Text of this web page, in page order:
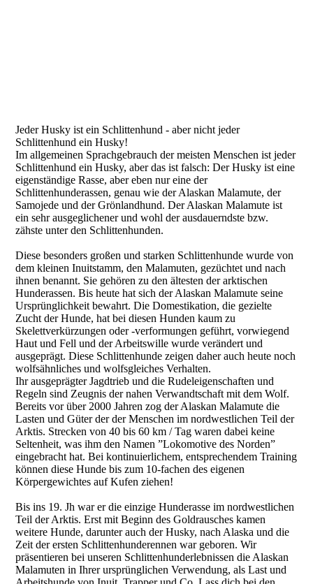
Jeder Husky ist ein Schlittenhund - aber nicht jeder
Schlittenhund ein Husky!
Im allgemeinen Sprachgebrauch der meisten Menschen ist jeder
Schlittenhund ein Husky, aber das ist falsch: Der Husky ist eine
eigenständige Rasse, aber eben nur eine der
Schlittenhunderassen, genau wie der Alaskan Malamute, der
Samojede und der Grönlandhund. Der Alaskan Malamute ist
ein sehr ausgeglichener und wohl der ausdauerndste bzw.
zähste unter den Schlittenhunden.
Diese besonders großen und starken Schlittenhunde wurde von
dem kleinen Inuitstamm, den Malamuten, gezüchtet und nach
ihnen benannt. Sie gehören zu den ältesten der arktischen
Hunderassen. Bis heute hat sich der Alaskan Malamute seine
Ursprünglichkeit bewahrt. Die Domestikation, die gezielte
Zucht der Hunde, hat bei diesen Hunden kaum zu
Skelettverkürzungen oder -verformungen geführt, vorwiegend
Haut und Fell und der Arbeitswille wurde verändert und
ausgeprägt. Diese Schlittenhunde zeigen daher auch heute noch
wolfsähnliches und wolfsgleiches Verhalten.
Ihr ausgeprägter Jagdtrieb und die Rudeleigenschaften und
Regeln sind Zeugnis der nahen Verwandtschaft mit dem Wolf.
Bereits vor über 2000 Jahren zog der Alaskan Malamute die
Lasten und Güter der der Menschen im nordwestlichen Teil der
Arktis. Strecken von 40 bis 60 km / Tag waren dabei keine
Seltenheit, was ihm den Namen ”Lokomotive des Norden”
eingebracht hat. Bei kontinuierlichem, entsprechendem Training
können diese Hunde bis zum 10-fachen des eigenen
Körpergewichtes auf Kufen ziehen!
Bis ins 19. Jh war er die einzige Hunderasse im nordwestlichen
Teil der Arktis. Erst mit Beginn des Goldrausches kamen
weitere Hunde, darunter auch der Husky, nach Alaska und die
Zeit der ersten Schlittenhunderennen war geboren. Wir
präsentieren bei unseren Schlitten­hunderlebnissen die Alaskan
Malamuten in Ihrer ursprünglichen Verwendung, als Last und